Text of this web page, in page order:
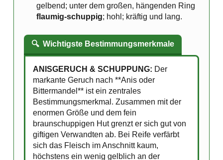
gelbend; unter dem großen, hängenden Ring
flaumig-schuppig; hohl; kräftig und lang.
🔍 Wichtigste Bestimmungsmerkmale
ANISGERUCH & SCHUPPUNG: Der
markante Geruch nach **Anis oder
Bittermandel** ist ein zentrales
Bestimmungsmerkmal. Zusammen mit der
enormen Größe und dem fein
braunschuppigen Hut grenzt er sich gut von
giftigen Verwandten ab. Bei Reife verfärbt
sich das Fleisch im Anschnitt kaum,
höchstens ein wenig gelblich an der